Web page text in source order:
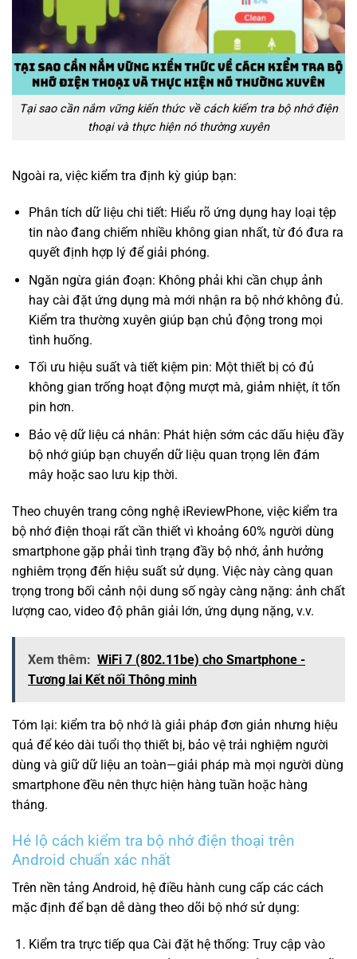
Tại sao cần nắm vững kiến thức về cách kiểm tra bộ nhớ điện
thoại và thực hiện nó thường xuyên
Ngoài ra, việc kiểm tra định kỳ giúp bạn:
Phân tích dữ liệu chi tiết: Hiểu rõ ứng dụng hay loại tệp
tin nào đang chiếm nhiều không gian nhất, từ đó đưa ra
quyết định hợp lý để giải phóng.
Ngăn ngừa gián đoạn: Không phải khi cần chụp ảnh
hay cài đặt ứng dụng mà mới nhận ra bộ nhớ không đủ.
Kiểm tra thường xuyên giúp bạn chủ động trong mọi
tình huống.
Tối ưu hiệu suất và tiết kiệm pin: Một thiết bị có đủ
không gian trống hoạt động mượt mà, giảm nhiệt, ít tốn
pin hơn.
Bảo vệ dữ liệu cá nhân: Phát hiện sớm các dấu hiệu đầy
bộ nhớ giúp bạn chuyển dữ liệu quan trọng lên đám
mây hoặc sao lưu kịp thời.
Theo chuyên trang công nghệ iReviewPhone, việc kiểm tra
bộ nhớ điện thoại rất cần thiết vì khoảng 60% người dùng
smartphone gặp phải tình trạng đầy bộ nhớ, ảnh hưởng
nghiêm trọng đến hiệu suất sử dụng. Việc này càng quan
trọng trong bối cảnh nội dung số ngày càng nặng: ảnh chất
lượng cao, video độ phân giải lớn, ứng dụng nặng, v.v.
Xem thêm: WiFi 7 (802.11be) cho Smartphone -
Tương lai Kết nối Thông minh
Tóm lại: kiểm tra bộ nhớ là giải pháp đơn giản nhưng hiệu
quả để kéo dài tuổi thọ thiết bị, bảo vệ trải nghiệm người
dùng và giữ dữ liệu an toàn—giải pháp mà mọi người dùng
smartphone đều nên thực hiện hàng tuần hoặc hàng
tháng.
Hé lộ cách kiểm tra bộ nhớ điện thoại trên
Android chuẩn xác nhất
Trên nền tảng Android, hệ điều hành cung cấp các cách
mặc định để bạn dễ dàng theo dõi bộ nhớ sử dụng:
Kiểm tra trực tiếp qua Cài đặt hệ thống: Truy cập vào